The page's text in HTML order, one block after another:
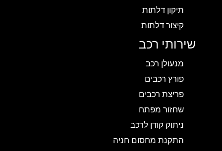
תיקון דלתות
קיצור דלתות
שירותי רכב
מנעולן רכב
פורץ רכבים
פריצת רכבים
שחזור מפתח
ניתוק קודן לרכב
התקנת מחסום חניה